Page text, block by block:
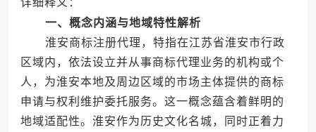
详细释义：
一、概念内涵与地域特性解析
淮安商标注册代理，特指在江苏省淮安市行政
区域内，依法设立并从事商标代理业务的机构或个
人，为淮安本地及周边区域的市场主体提供的商标
申请与权利维护委托服务。这一概念蕴含着鲜明的
地域适配性。淮安作为历史文化名城，同时正着力